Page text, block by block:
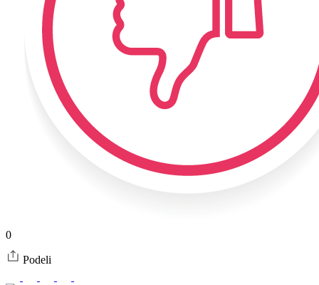
0
Podeli